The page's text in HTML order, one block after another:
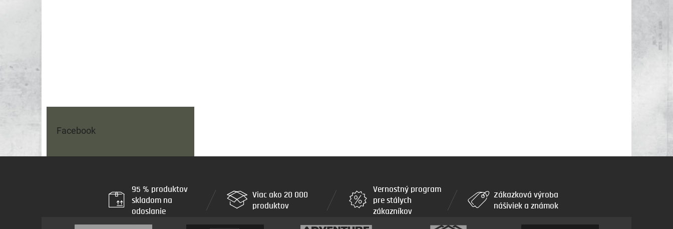
Facebook
95 % produktov
skladom na
odoslanie
Viac ako 20 000
produktov
Vernostný program
pre stálych
zákazníkov
Zákazková výroba
nášiviek a známok